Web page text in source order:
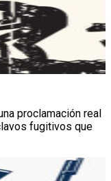
proclamación real
fugitivos que